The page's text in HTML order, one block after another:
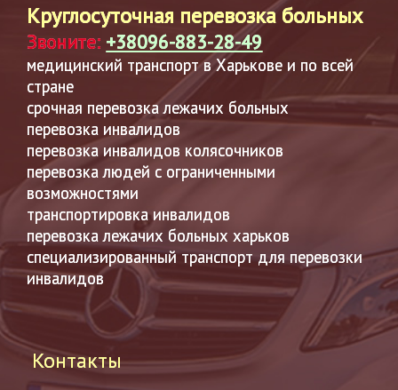
Круглосуточная перевозка больных
Звоните: +38096-883-28-49
медицинский транспорт в Харькове и по всей
стране
срочная перевозка лежачих больных
перевозка инвалидов
перевозка инвалидов колясочников
перевозка людей с ограниченными
возможностями
транспортировка инвалидов
перевозка лежачих больных харьков
специализированный транспорт для перевозки
инвалидов
Контакты